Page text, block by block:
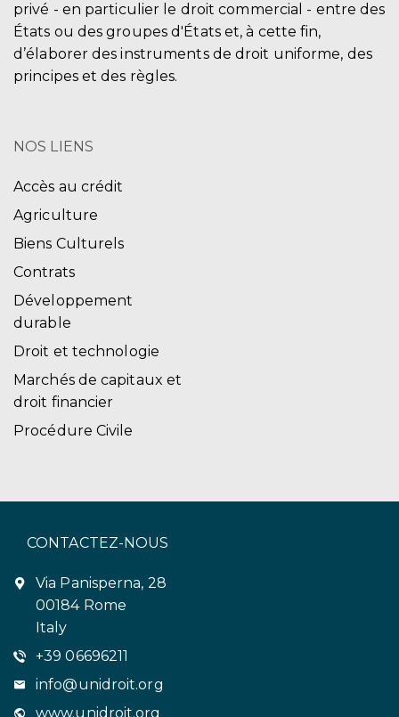
privé - en particulier le droit commercial - entre des
États ou des groupes d'États et, à cette fin,
d’élaborer des instruments de droit uniforme, des
principes et des règles.
NOS LIENS
Accès au crédit
Agriculture
Biens Culturels
Contrats
Développement
durable
Droit et technologie
Marchés de capitaux et
droit financier
Procédure Civile
CONTACTEZ-NOUS
Via Panisperna, 28
00184 Rome
Italy
+39 06696211
info@unidroit.org
www.unidroit.org